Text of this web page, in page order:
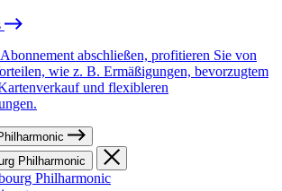
abschließen, profitieren Sie von
wie z. B. Ermäßigungen, bevorzugtem
und flexibleren
Philharmonic
Philharmonic